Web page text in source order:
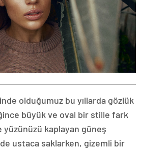
olduğumuz bu yıllarda gözlük
büyük ve oval bir stille fark
yüzünüzü kaplayan güneş
ustaca saklarken, gizemli bir